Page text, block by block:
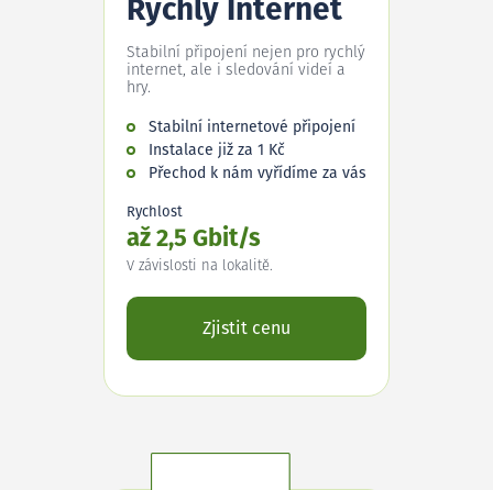
Rychlý Internet
Stabilní připojení nejen pro rychlý
internet, ale i sledování videí a
hry.
Stabilní internetové připojení
Instalace již za 1 Kč
Přechod k nám vyřídíme za vás
Rychlost
až 2,5 Gbit/s
V závislosti na lokalitě.
Zjistit cenu